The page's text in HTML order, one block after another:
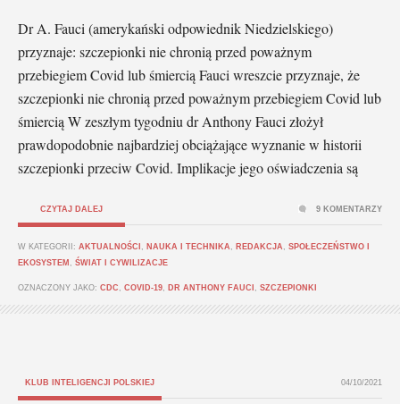
Dr A. Fauci (amerykański odpowiednik Niedzielskiego)
przyznaje: szczepionki nie chronią przed poważnym
przebiegiem Covid lub śmiercią Fauci wreszcie przyznaje, że
szczepionki nie chronią przed poważnym przebiegiem Covid lub
śmiercią W zeszłym tygodniu dr Anthony Fauci złożył
prawdopodobnie najbardziej obciążające wyznanie w historii
szczepionki przeciw Covid. Implikacje jego oświadczenia są
CZYTAJ DALEJ
W KATEGORII: AKTUALNOŚCI NAUKA I TECHNIKA REDAKCJA
SPOŁECZEŃSTWO I
EKOSYSTEM
ŚWIAT I CYWILIZACJE
OZNACZONY JAKO: CDC COVID-19 DR ANTHONY FAUCI SZCZEPIONKI
9 KOMENTARZY
KLUB INTELIGENCJI POLSKIEJ 04/10/2021